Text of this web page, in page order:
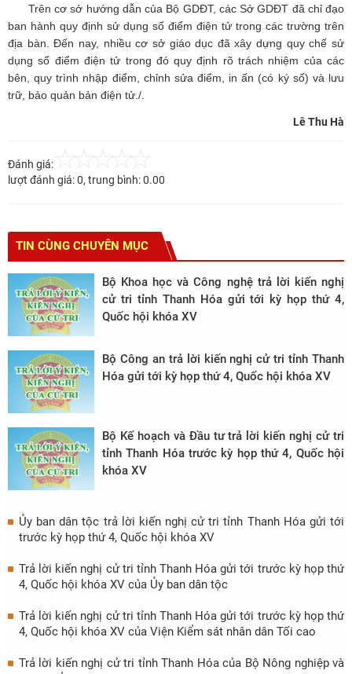
Trên cơ sở hướng dẫn của Bộ GDĐT, các Sở GDĐT đã chỉ đạo
ban hành quy định sử dụng số điểm điện tử trong các trường trên
địa bàn. Đến nay, nhiều cơ sở giáo dục đã xây dựng quy chế sử
dụng sổ điểm điện tử trong đó quy định rõ trách nhiệm của các
bên, quy trình nhập điểm, chỉnh sửa điểm, in ấn (có ký số) và lưu
trữ, bảo quản bản điện tử./.
Lê Thu Hà
Đánh giá:
lượt đánh giá:0, trung bình:0.00
TIN CÙNG CHUYÊN MỤC
Bộ Khoa học và Công nghệ trả lời kiến nghị
cử tri tỉnh Thanh Hóa gửi tới kỳ họp thứ 4,
Quốc hội khóa XV
Bộ Công an trả lời kiến nghị cử tri tỉnh Thanh
Hóa gửi tới kỳ họp thứ 4, Quốc hội khóa XV
Bộ Kế hoạch và Đầu tư trả lời kiến nghị cử tri
tỉnh Thanh Hóa trước kỳ họp thứ 4, Quốc hội
khóa XV
Ủy ban dân tộc trả lời kiến nghị cử tri tỉnh Thanh Hóa gửi tới
trước kỳ họp thứ 4, Quốc hội khóa XV
Trả lời kiến nghị cử tri tỉnh Thanh Hóa gửi tới trước kỳ họp thứ
4, Quốc hội khóa XV của Ủy ban dân tộc
Trả lời kiến nghị cử tri tỉnh Thanh Hóa gửi tới trước kỳ họp thứ
4, Quốc hội khóa XV của Viện Kiểm sát nhân dân Tối cao
Trả lời kiến nghị cử tri tỉnh Thanh Hóa của Bộ Nông nghiệp và